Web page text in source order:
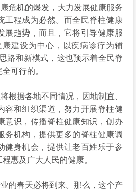
危机的爆发，大力发展健康服务
工程成为必然。而全民脊柱健康
展趋势，而且，它将引导健康服
建设为中心，以疾病诊疗为辅
路和新模式，这也预示着全民脊
可行的。
根据各地不同情况，因地制宜、
容和组织渠道，努力开展脊柱健
意识，传播脊柱健康知识，创办
务机构，提供更多的脊柱健康调
健身机会，提供让老百姓乐于参
惠及广大人民的健康。
的春天必将到来。那么，这个产